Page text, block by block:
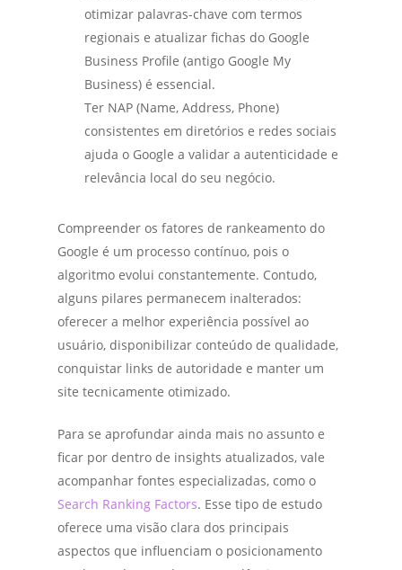
otimizar palavras-chave com termos
regionais e atualizar fichas do Google
Business Profile (antigo Google My
Business) é essencial.
Ter NAP (Name, Address, Phone)
consistentes em diretórios e redes sociais
ajuda o Google a validar a autenticidade e
relevância local do seu negócio.
Compreender os fatores de rankeamento do
Google é um processo contínuo, pois o
algoritmo evolui constantemente. Contudo,
alguns pilares permanecem inalterados:
oferecer a melhor experiência possível ao
usuário, disponibilizar conteúdo de qualidade,
conquistar links de autoridade e manter um
site tecnicamente otimizado.
Para se aprofundar ainda mais no assunto e
ficar por dentro de insights atualizados, vale
acompanhar fontes especializadas, como o
Search Ranking Factors. Esse tipo de estudo
oferece uma visão clara dos principais
aspectos que influenciam o posicionamento